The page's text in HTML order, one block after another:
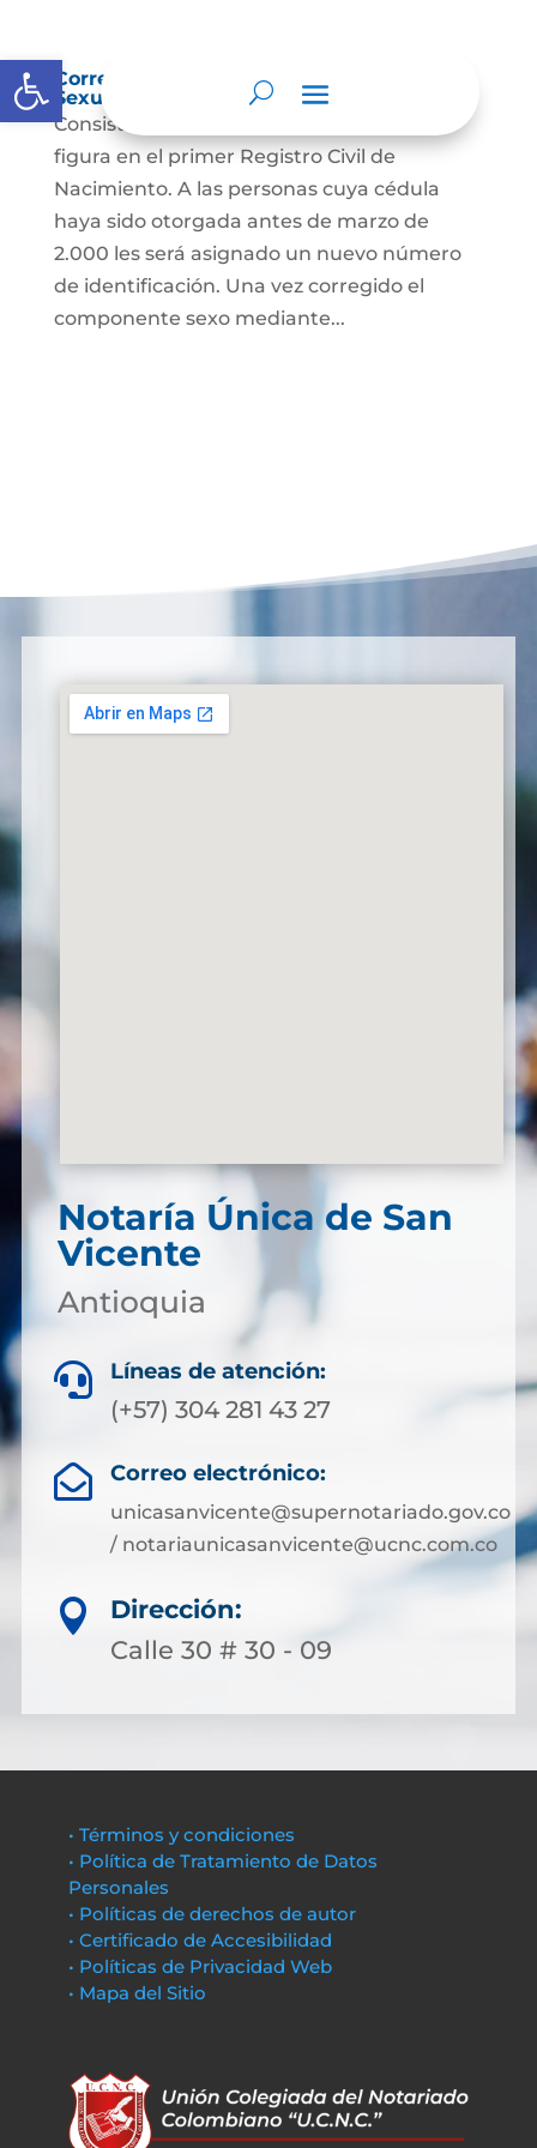
Abrir barra de herramientas
Corrección Componente de Identidad
Sexual en el Registro Civil de Nacimiento
Consiste en el cambio legal del sexo que
figura en el primer Registro Civil de
Nacimiento. A las personas cuya cédula
haya sido otorgada antes de marzo de
2.000 les será asignado un nuevo número
de identificación. Una vez corregido el
componente sexo mediante...
Notaría Única de San
Vicente
Antioquia
 Líneas de atención:
(+57) 304 281 43 27
 Correo electrónico:
unicasanvicente@supernotariado.gov.co
/ notariaunicasanvicente@ucnc.com.co

Dirección:
Calle 30 # 30 - 09
• Términos y condiciones
• Política de Tratamiento de Datos
Personales
• Políticas de derechos de autor
• Certificado de Accesibilidad
• Políticas de Privacidad Web
• Mapa del Sitio